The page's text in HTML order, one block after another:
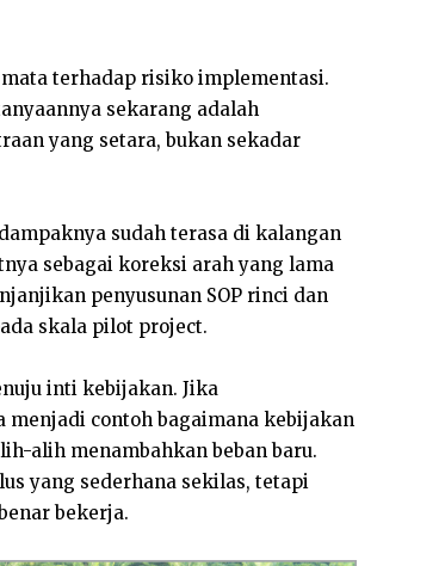
terhadap risiko implementasi.
sekarang adalah
yang setara, bukan sekadar
sudah terasa di kalangan
sebagai koreksi arah yang lama
penyusunan SOP rinci dan
skala pilot project.
inti kebijakan. Jika
menjadi contoh bagaimana kebijakan
alih menambahkan beban baru.
yang sederhana sekilas, tetapi
bekerja.